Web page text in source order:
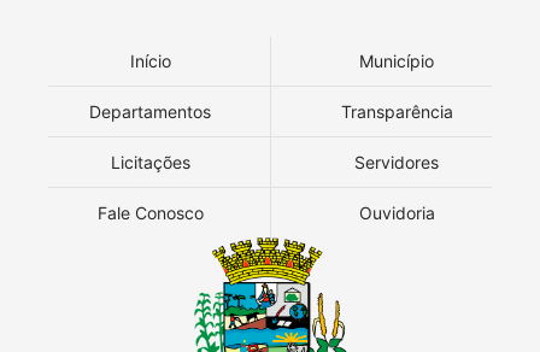
Início Município
Departamentos Transparência
Licitações Servidores
Fale Conosco Ouvidoria